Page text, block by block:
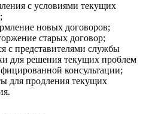
с условиями текущих
новых договоров;
старых договор;
с представителями службы
для решения текущих проблем
консультации;
для продления текущих